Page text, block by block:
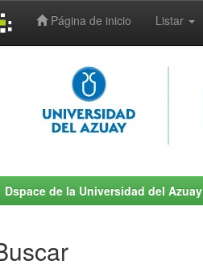
Página de inicio Listar
Dspace de la Universidad del Azuay